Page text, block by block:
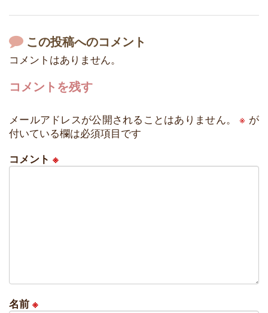
この投稿へのコメント
コメントはありません。
コメントを残す
メールアドレスが公開されることはありません。 ※ が
付いている欄は必須項目です
コメント ※
名前 ※